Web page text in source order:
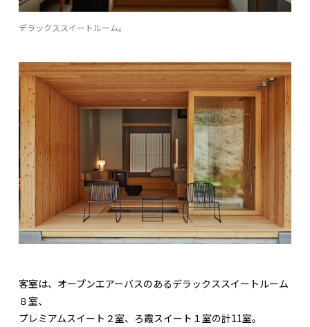
デラックススイートルーム。
客室は、オープンエアーバスのあるデラックススイートルーム
８室、
プレミアムスイート２室、ろ霞スイート１室の計11室。